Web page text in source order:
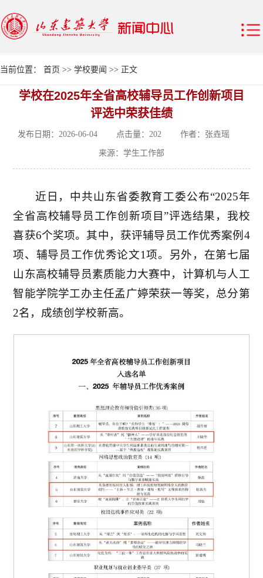
当前位置： 首页 >> 学校要闻 >> 正文
学校在2025年全省高校辅导员工作创新项目
评选中荣获佳绩
发布日期：2026-06-04 点击量： 202作者：张垚瑶
来源：学生工作部
近日，中共山东省委教育工委公布“2025年
全省高校辅导员工作创新项目”评选结果，我校
喜获6个奖项。其中，获评辅导员工作优秀案例4
项、辅导员工作优秀论文1项。另外，在第七届
山东高校辅导员素质能力大赛中，计算机与人工
智能学院学工办主任孟广婷荣获一等奖，总分第
2名，成绩创学校新高。